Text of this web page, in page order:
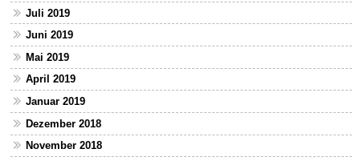
Juli 2019
Juni 2019
Mai 2019
April 2019
Januar 2019
Dezember 2018
November 2018